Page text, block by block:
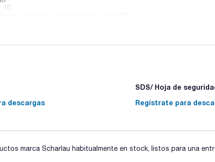
10
en una sola pieza, sin uniones. Autoclavables a 121°C.
descargas
SDS/ Hoja de
Regístrate para
marca Scharlau habitualmente en stock, listos para una